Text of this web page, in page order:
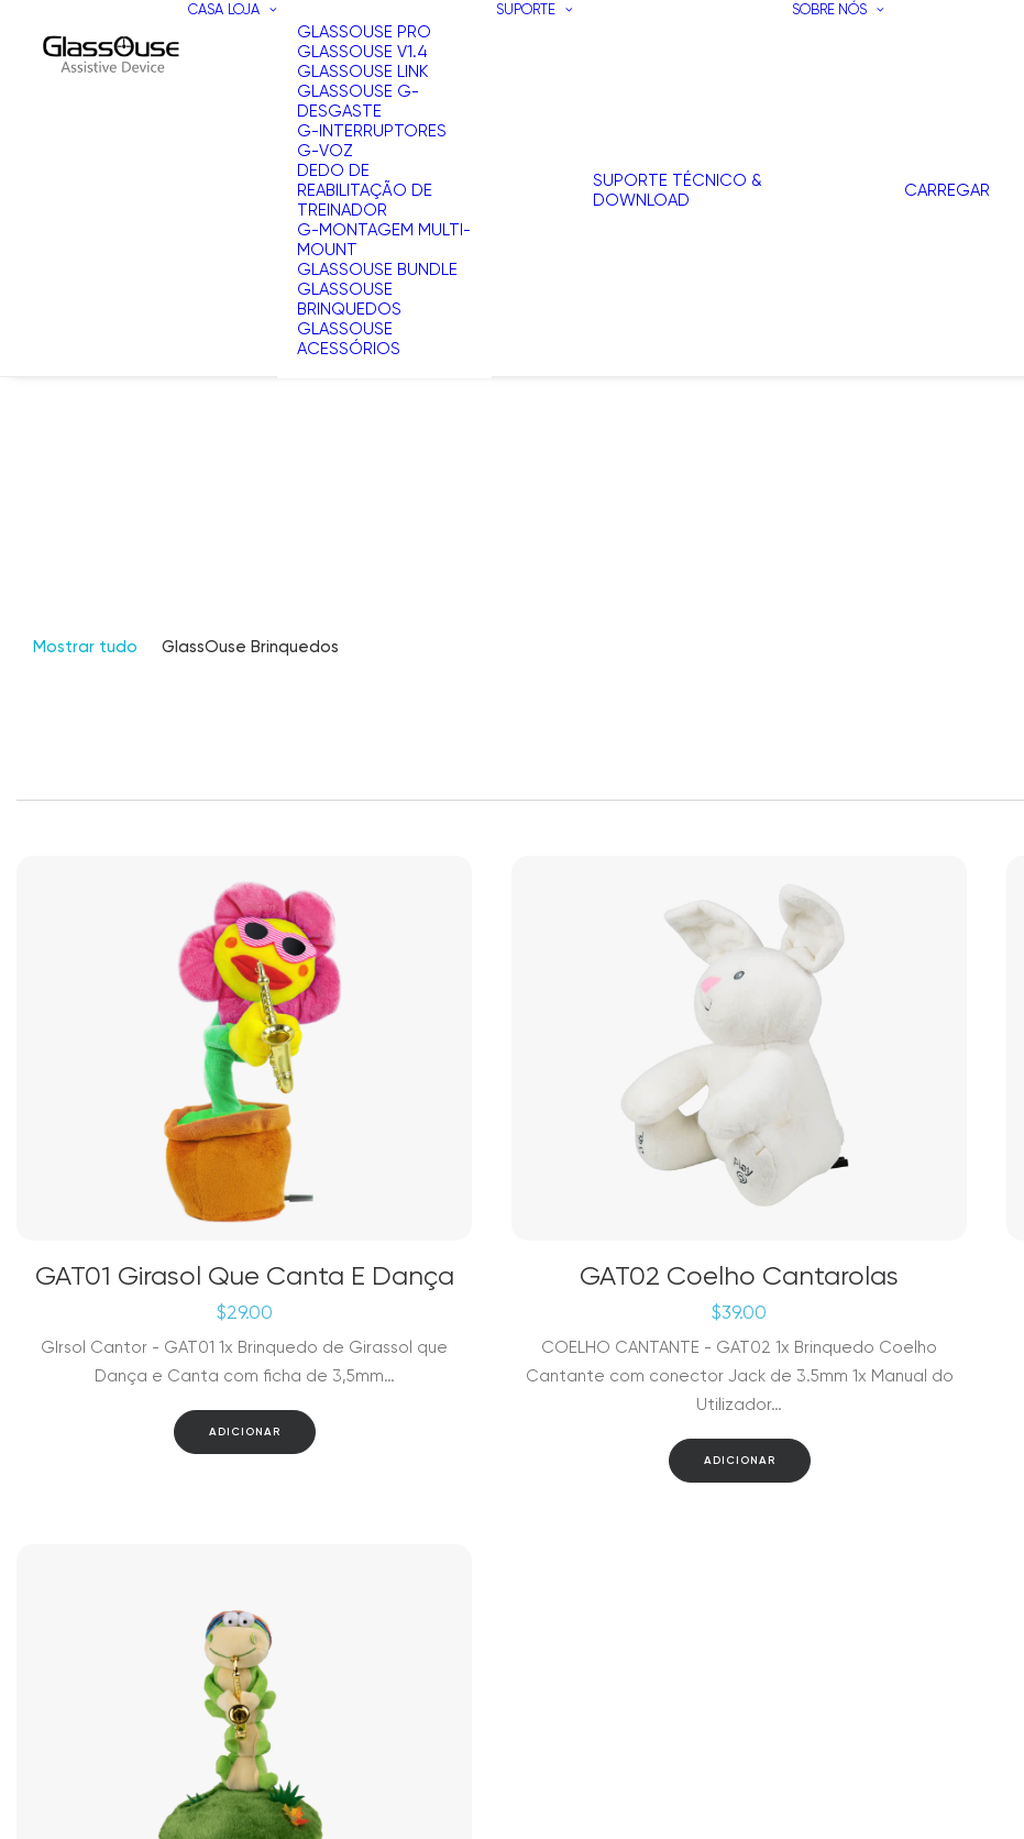
CASA LOJA
GLASSOUSE PRO
GLASSOUSE V1.4
GLASSOUSE LINK
GLASSOUSE G-
DESGASTE
G-INTERRUPTORES
G-VOZ
DEDO DE
REABILITAÇÃO DE
TREINADOR
G-MONTAGEM MULTI-
MOUNT
GLASSOUSE BUNDLE
GLASSOUSE
BRINQUEDOS
GLASSOUSE
ACESSÓRIOS
SUPORTE
SUPORTE TÉCNICO &
DOWNLOAD
SOBRE NÓS
CARREGAR
Mostrar tudo GlassOuse Brinquedos
GAT01 Girasol Que Canta E Dança
$29.00
GIrsol Cantor - GAT01 1x Brinquedo de Girassol que
Dança e Canta com ficha de 3,5mm…
ADICIONAR
GAT02 Coelho Cantarolas
$39.00
COELHO CANTANTE - GAT02 1x Brinquedo Coelho
Cantante com conector Jack de 3.5mm 1x Manual do
Utilizador…
ADICIONAR